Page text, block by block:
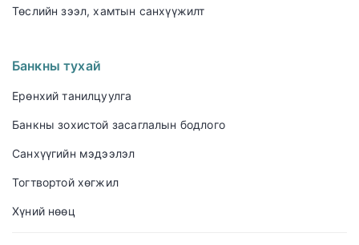
Төслийн зээл, хамтын санхүүжилт
Банкны тухай
Ерөнхий танилцуулга
Банкны зохистой засаглалын бодлого
Санхүүгийн мэдээлэл
Тогтвортой хөгжил
Хүний нөөц